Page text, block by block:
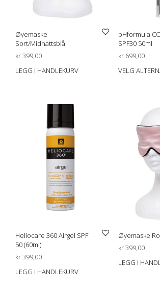
Øyemaske
Sort/Midnattsblå
kr399,00
LEGG I HANDLEKURV
pHformula
SPF30 50ml
kr699,00
VELG
Heliocare 360 Airgel SPF
50 (60ml)
kr399,00
LEGG I HANDLEKURV
Øyemaske
kr399,00
LEGG I